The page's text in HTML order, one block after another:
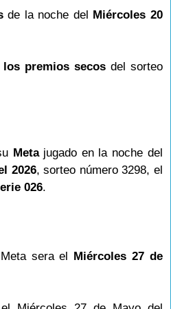
de la noche del Miércoles 20
premios secosdel sorteo
Metajugado en la noche del
2026, sorteo número 3298, el
026.
sera el Miércoles 27 de